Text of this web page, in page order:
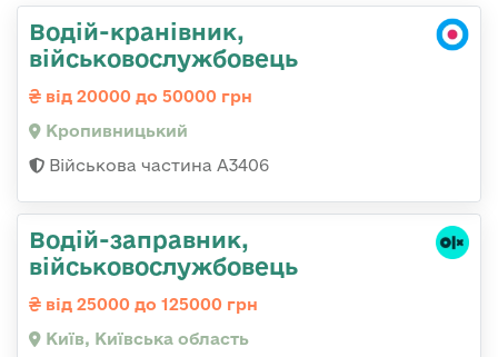
Водій-кранівник,
військовослужбовець
від 20000 до 50000 грн
Кропивницький
Військова частина А3406
Водій-заправник,
військовослужбовець
від 25000 до 125000 грн
Київ, Київська область